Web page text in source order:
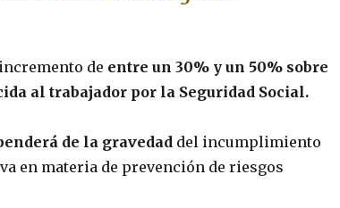
de entre un 30% y un 50% sobre
al trabajador por la Seguridad Social.
de la gravedaddel incumplimiento
en materia de prevención de riesgos